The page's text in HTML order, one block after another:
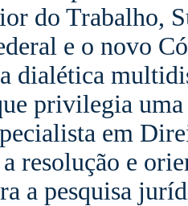
do Trabalho,
e o novo
dialética
privilegia
em
resolução e
a pesquisa